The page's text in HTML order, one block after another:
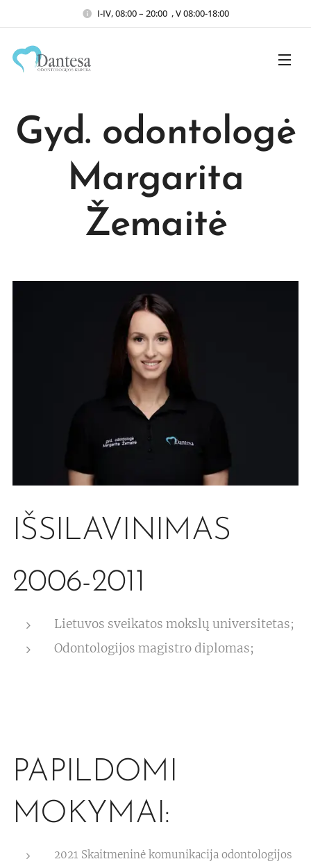
I-IV, 08:00 – 20:00 , V 08:00-18:00
Gyd. odontologė
Margarita
Žemaitė
IŠSILAVINIMAS
2006-2011
Lietuvos sveikatos mokslų universitetas;
Odontologijos magistro diplomas;
PAPILDOMI
MOKYMAI:
2021 Skaitmeninė komunikacija odontologijos